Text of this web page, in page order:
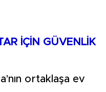
İÇİN GÜVENLİK
ortaklaşa ev